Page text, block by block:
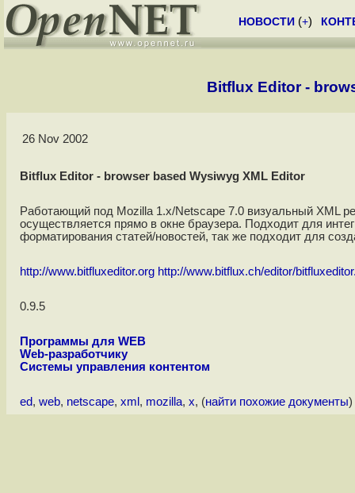
НОВОСТИ (+)
Bitflux Editor -
26 Nov 2002
Bitflux Editor - browser based Wysiwyg XML Editor
Работающий под Mozilla 1.x/Netscape 7.0 визуальный XML
осуществляется прямо в окне браузера. Подходит для
форматирования статей/новостей, так же подходит для
http://www.bitfluxeditor.org http://www.bitflux.ch/editor/
0.9.5
Программы для WEB
Web-разработчику
Системы управления контентом
ed, web, netscape, xml , mozilla, x, (найти похожие документы)